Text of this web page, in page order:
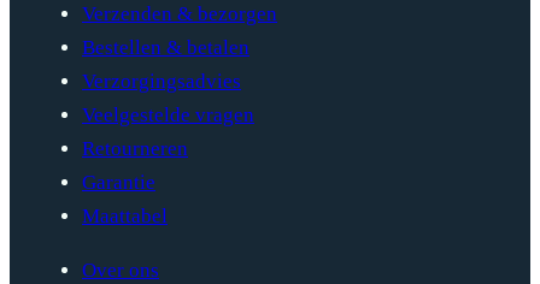
Verzenden & bezorgen
Bestellen & betalen
Verzorgingsadvies
Veelgestelde vragen
Retourneren
Garantie
Maattabel
Over ons